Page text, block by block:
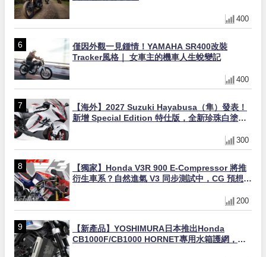
400
僅因外觀一見鍾情！YAMAHA SR400改裝
Tracker風格｜ 女車主的機車人生蛻變記
400
【海外】2027 Suzuki Hayabusa（隼）發表！
新增 Special Edition 特仕版，全新珍珠白塗裝
300
【獨家】Honda V3R 900 E-Compressor 將推
衍生車系？自然進氣 V3 同步測試中，CG 預想曝
200
【新產品】YOSHIMURA日本推出Honda
CB1000F/CB1000 HORNET專用水箱護網，六